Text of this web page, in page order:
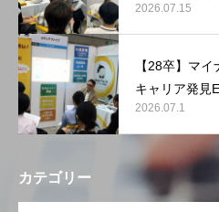
【マリンメッ
2026.07.15
【28卒】マ
キャリア発見
【東京ビッグ
2026.07.1
カテゴリー